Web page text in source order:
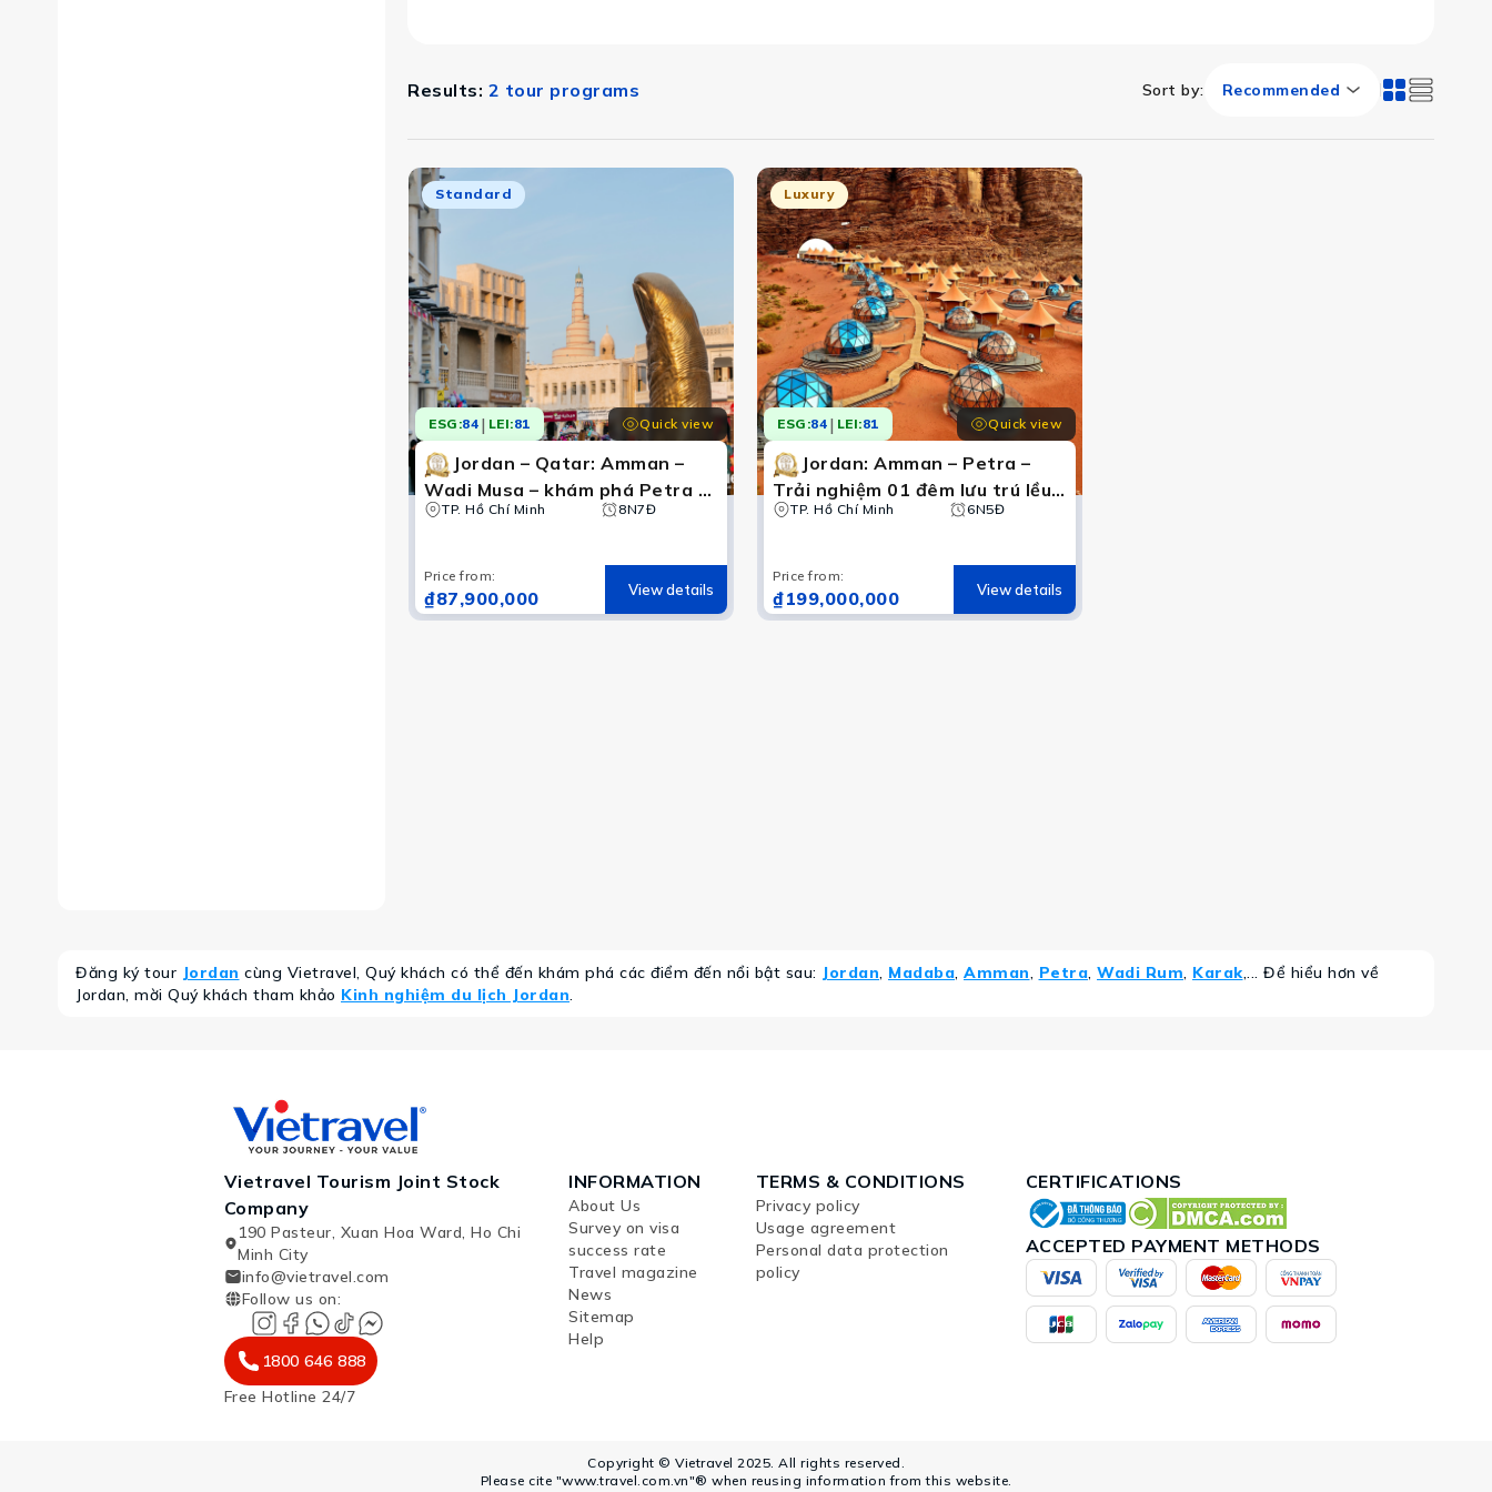
Jordan
Tây, nơi hội tụ tôn giáo, lịch sử và thiên nhiên kỳ vĩ. Từ thành phố đá hồng Petra, Biển Chết đến sa mạc Wadi Rum, tour Jordan mở ra hành trình khám phá độc nhất,
Results: 2 tour programs Sort by: Recommended
Standard
ESG:84 | LEI:81 Quick view
Jordan – Qatar: Amman –
Wadi Musa – khám phá Petra –
Wadi Rum – Biển Chết – Doha –
mới
TP. Hồ Chí Minh 8N7Đ
Price from:
₫87,900,000 View details
Luxury
ESG:84 | LEI:81 Quick view
Jordan: Amman – Petra –
Trải nghiệm 01 đêm lưu trú lều
kính giữa sa mạc Wadi Arun –
TP. Hồ Chí Minh 6N5Đ
Price from:
₫199,000,000 View details
Đăng ký tour Jordan cùng Vietravel, Quý khách có thể đến khám phá các điểm đến nổi bật sau: Jordan, Madaba, Amman, Petra, Wadi Rum, Karak,... Để hiểu hơn về
Jordan, mời Quý khách tham khảo Kinh nghiệm du lịch Jordan.
Vietravel Tourism Joint Stock
Company
190 Pasteur, Xuan Hoa Ward, Ho Chi
Minh City
info@vietravel.com
Follow us on:
1800 646 888
Free Hotline 24/7
INFORMATION
About Us
Survey on visa
success rate
Travel magazine
News
Sitemap
Help
TERMS & CONDITIONS
Privacy policy
Usage agreement
Personal data protection
policy
CERTIFICATIONS
ACCEPTED PAYMENT METHODS
Copyright © Vietravel 2025. All rights reserved.
Please cite "www.travel.com.vn"® when reusing information from this website.